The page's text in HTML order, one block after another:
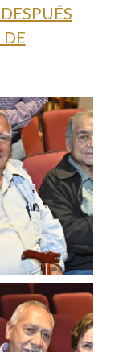
Foto:
Alejandro
Rodríguez